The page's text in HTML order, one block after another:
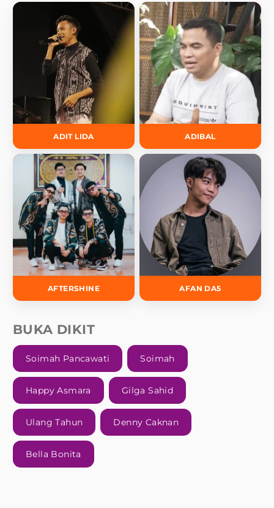
ADIT LIDA ADIBAL
AFTERSHINE AFAN DA5
BUKA DIKIT
Soimah Pancawati Soimah
Happy Asmara Gilga Sahid
Ulang Tahun Denny Caknan
Bella Bonita